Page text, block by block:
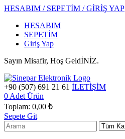
HESABIM / SEPETİM / GİRİŞ YAP
HESABIM
SEPETİM
Giriş Yap
Sayın Misafir, Hoş GeldİNİZ.
+90 (507) 691 21 61 İLETİŞİM
0 Adet Ürün
Toplam: 0,00 ₺
Sepete Git